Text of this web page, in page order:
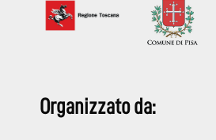
Organizzato da: